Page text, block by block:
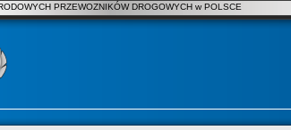
PRZEWOZNIKÓW DROGOWYCH w POLSCE